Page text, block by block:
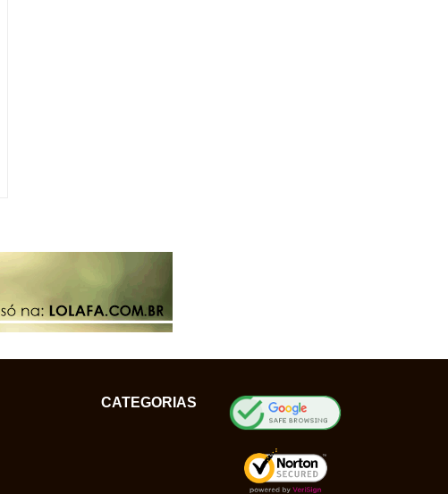
CATEGORIAS